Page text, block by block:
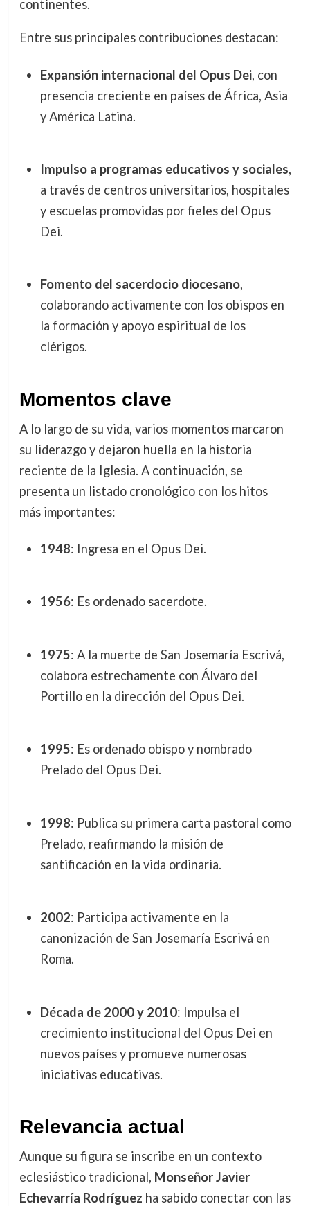
continentes.
Entre sus principales contribuciones destacan:
Expansión internacional del Opus Dei, con
presencia creciente en países de África, Asia
y América Latina.
Impulso a programas educativos y sociales,
a través de centros universitarios, hospitales
y escuelas promovidas por fieles del Opus
Dei.
Fomento del sacerdocio diocesano,
colaborando activamente con los obispos en
la formación y apoyo espiritual de los
clérigos.
Momentos clave
A lo largo de su vida, varios momentos marcaron
su liderazgo y dejaron huella en la historia
reciente de la Iglesia. A continuación, se
presenta un listado cronológico con los hitos
más importantes:
1948: Ingresa en el Opus Dei.
1956: Es ordenado sacerdote.
1975: A la muerte de San Josemaría Escrivá,
colabora estrechamente con Álvaro del
Portillo en la dirección del Opus Dei.
1995: Es ordenado obispo y nombrado
Prelado del Opus Dei.
1998: Publica su primera carta pastoral como
Prelado, reafirmando la misión de
santificación en la vida ordinaria.
2002: Participa activamente en la
canonización de San Josemaría Escrivá en
Roma.
Década de 2000 y 2010: Impulsa el
crecimiento institucional del Opus Dei en
nuevos países y promueve numerosas
iniciativas educativas.
Relevancia actual
Aunque su figura se inscribe en un contexto
eclesiástico tradicional, Monseñor Javier
Echevarría Rodríguez ha sabido conectar con las